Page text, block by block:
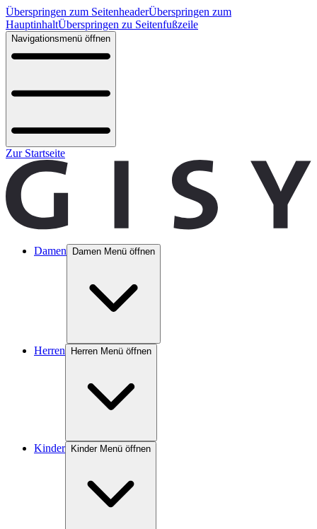
Überspringen zum SeitenheaderÜberspringen zum
HauptinhaltÜberspringen zu Seitenfußzeile
Navigationsmenü öffnen
Zur Startseite
Damen Damen Menü öffnen
Herren Herren Menü öffnen
Kinder Kinder Menü öffnen